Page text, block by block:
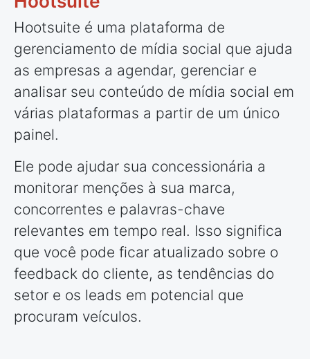
Hootsuite é uma plataforma de
gerenciamento de mídia social que ajuda
as empresas a agendar, gerenciar e
analisar seu conteúdo de mídia social em
várias plataformas a partir de um único
painel.
Ele pode ajudar sua concessionária a
monitorar menções à sua marca,
concorrentes e palavras-chave
relevantes em tempo real. Isso significa
que você pode ficar atualizado sobre o
feedback do cliente, as tendências do
setor e os leads em potencial que
procuram veículos.